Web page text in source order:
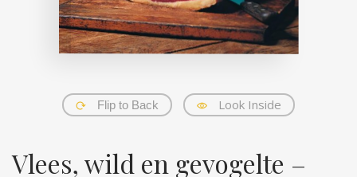
Flip to Back Look Inside
Vlees, wild en gevogelte –